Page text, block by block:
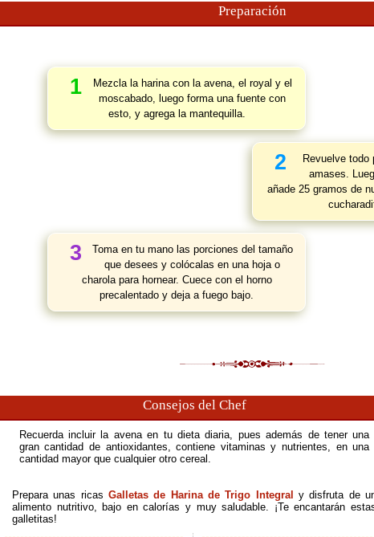
Preparación
1
Mezcla la harina con la avena, el royal y el
moscabado, luego forma una fuente con
esto, y agrega la mantequilla.
2
Revuelve todo
amases.
añade 25 gramos de
3
Toma en tu mano las porciones del tamaño
que desees y colócalas en una hoja o
charola para hornear. Cuece con el horno
precalentado y deja a fuego bajo.
Consejos del Chef
Recuerda incluir la avena en tu dieta diaria, pues además de tener una
gran cantidad de antioxidantes, contiene vitaminas y nutrientes, en una
cantidad mayor que cualquier otro cereal.
Prepara unas ricas Galletas de Harina de Trigo Integral y disfruta de
alimento nutritivo, bajo en calorías y muy saludable. ¡Te encantarán
galletitas!